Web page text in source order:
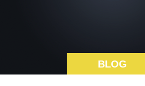
BLOG